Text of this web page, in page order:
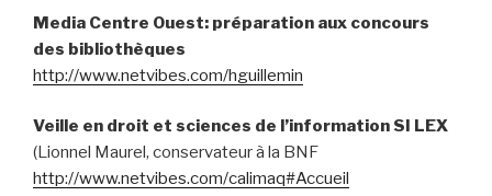
Media Centre Ouest: préparation aux concours
des bibliothèques
http://www.netvibes.com/hguillemin
Veille en droit et sciences de l’information SI LEX
(Lionnel Maurel, conservateur à la BNF
http://www.netvibes.com/calimaq#Accueil